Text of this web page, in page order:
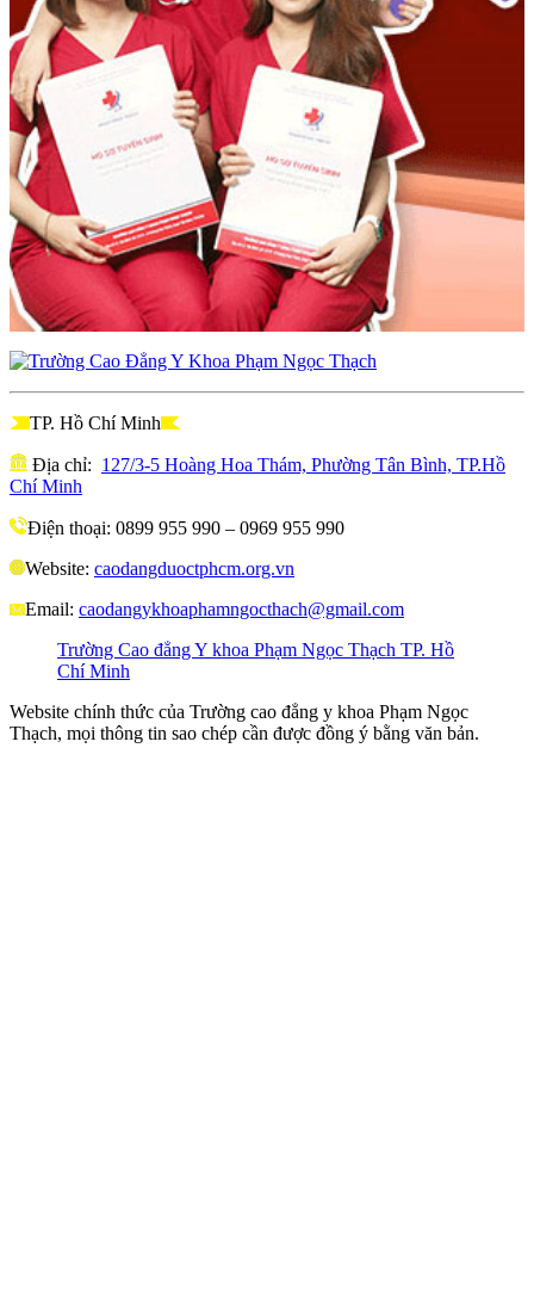
TP. Hồ Chí Minh
Địa chỉ: 127/3-5 Hoàng Hoa Thám, Phường Tân Bình, TP.Hồ
Chí Minh
Điện thoại: 0899 955 990 – 0969 955 990
Website: caodangduoctphcm.org.vn
Email: caodangykhoaphamngocthach@gmail.com
Trường Cao đẳng Y khoa Phạm Ngọc Thạch TP. Hồ
Chí Minh
Website chính thức của Trường cao đẳng y khoa Phạm Ngọc
Thạch, mọi thông tin sao chép cần được đồng ý bằng văn bản.